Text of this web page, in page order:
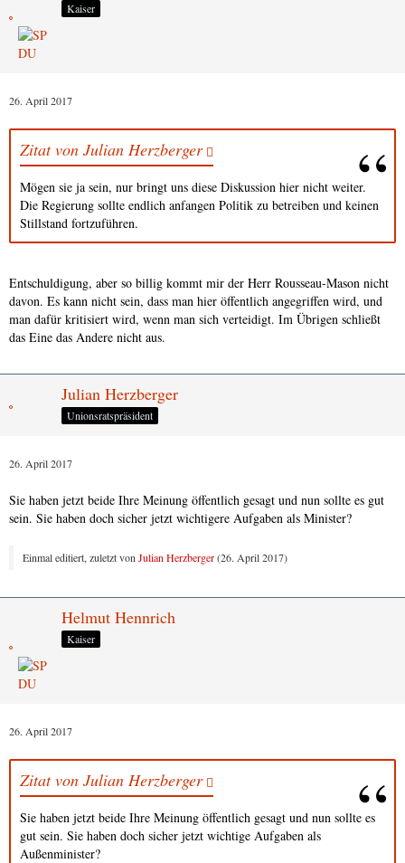
Kaiser
26. April 2017
Zitat von Julian Herzberger
Mögen sie ja sein, nur bringt uns diese Diskussion hier nicht weiter.
Die Regierung sollte endlich anfangen Politik zu betreiben und keinen
Stillstand fortzuführen.
Entschuldigung, aber so billig kommt mir der Herr Rousseau-Mason nicht
davon. Es kann nicht sein, dass man hier öffentlich angegriffen wird, und
man dafür kritisiert wird, wenn man sich verteidigt. Im Übrigen schließt
das Eine das Andere nicht aus.
Julian Herzberger
Unionsratspräsident
26. April 2017
Sie haben jetzt beide Ihre Meinung öffentlich gesagt und nun sollte es gut
sein. Sie haben doch sicher jetzt wichtigere Aufgaben als Minister?
Einmal editiert, zuletzt vonJulian Herzberger(26. April 2017)
Helmut Hennrich
Kaiser
26. April 2017
Zitat von Julian Herzberger
Sie haben jetzt beide Ihre Meinung öffentlich gesagt und nun sollte es
gut sein. Sie haben doch sicher jetzt wichtige Aufgaben als
Außenminister?